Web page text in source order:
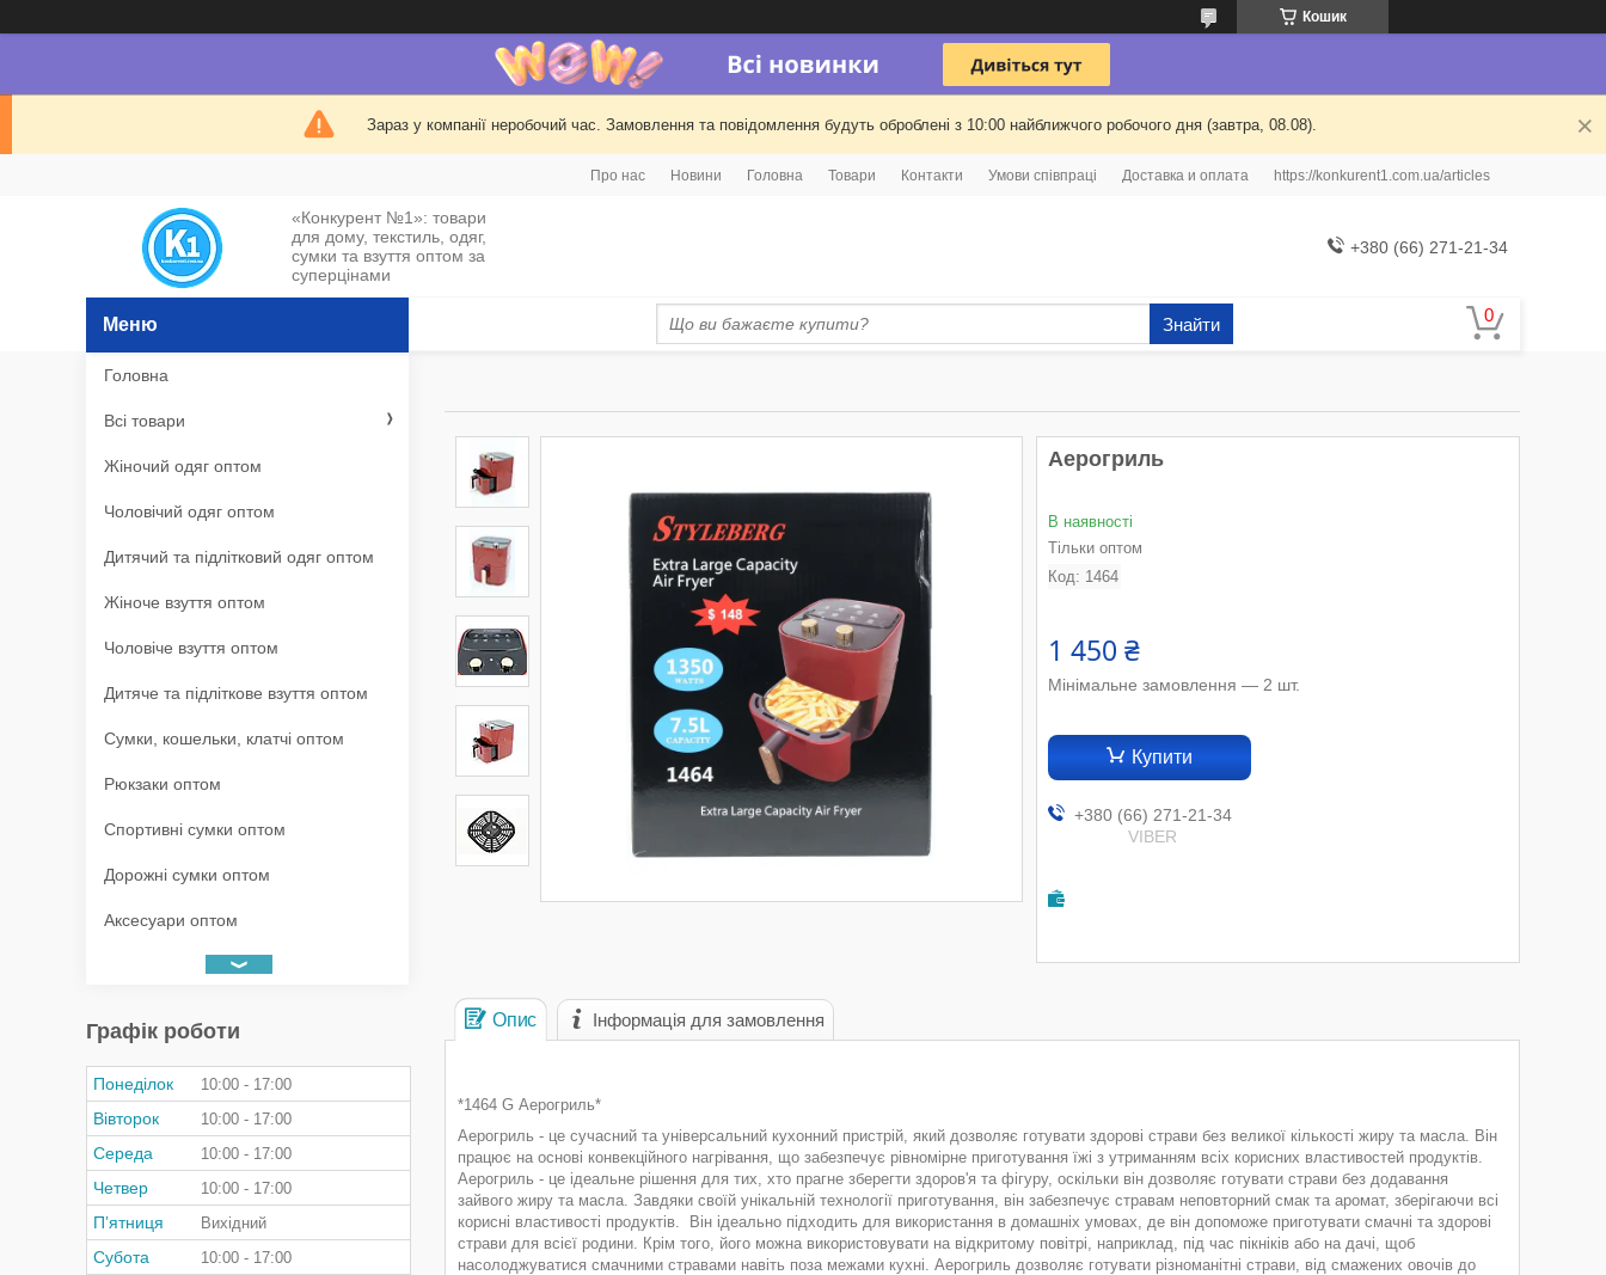
Кошик
Зараз у компанії неробочий час. Замовлення та повідомлення будуть оброблені з 10:00 найближчого робочого дня (завтра, 08.08).
Про нас Новини Головна Товари Контакти Умови співпраці Доставка и оплата https://konkurent1.com.ua/articles
«Конкурент №1»: товари
для дому, текстиль, одяг,
сумки та взуття оптом за
суперцінами
+380 (66) 271-21-34
Знайти
Аерогриль
В наявності
Тільки оптом
Код: 1464
1 450 ₴
Мінімальне замовлення — 2 шт.
Купити
+380 (66) 271-21-34
VIBER
Опис Інформація для замовлення
*1464 G Аерогриль*
Аерогриль - це сучасний та універсальний кухонний пристрій, який дозволяє готувати здорові страви без великої кількості жиру та масла. Він
працює на основі конвекційного нагрівання, що забезпечує рівномірне приготування їжі з утриманням всіх корисних властивостей продуктів.
Аерогриль - це ідеальне рішення для тих, хто прагне зберегти здоров'я та фігуру, оскільки він дозволяє готувати страви без додавання
зайвого жиру та масла. Завдяки своїй унікальній технології приготування, він забезпечує стравам неповторний смак та аромат, зберігаючи всі
корисні властивості продуктів. Він ідеально підходить для використання в домашніх умовах, де він допоможе приготувати смачні та здорові
страви для всієї родини. Крім того, його можна використовувати на відкритому повітрі, наприклад, під час пікніків або на дачі, щоб
насолоджуватися смачними стравами навіть поза межами кухні. Аерогриль дозволяє готувати різноманітні страви, від смажених овочів до
Головна
Всі товари
Жіночий одяг оптом
Чоловічий одяг оптом
Дитячий та підлітковий одяг оптом
Жіноче взуття оптом
Чоловіче взуття оптом
Дитяче та підліткове взуття оптом
Сумки, кошельки, клатчі оптом
Рюкзаки оптом
Спортивні сумки оптом
Дорожні сумки оптом
Аксесуари оптом
Графік роботи
Понеділок 10:00 17:00
Вівторок 10:00 17:00
Середа 10:00 17:00
Четвер 10:00 17:00
Пʼятниця Вихідний
Субота 10:00 17:00